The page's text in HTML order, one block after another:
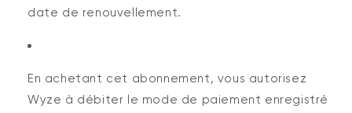
date de renouvellement.
En achetant cet abonnement, vous autorisez
Wyze à débiter le mode de paiement enregistré